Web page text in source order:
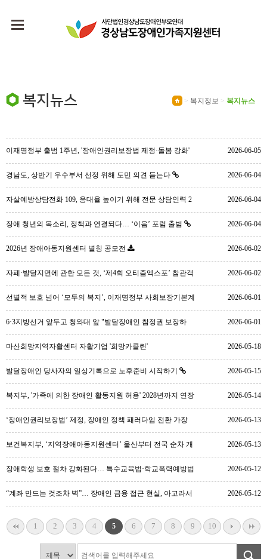
복지뉴스 > 복지정보 > 복지뉴스
이재명정부 출범 1주년, '장애인권리보장법 제정·돌봄 강화'
성과
2026-06-05
경남도, 상반기 우수부서 선정 위해 도민 의견 듣는다 2026-06-04
자살예방상담전화 109, 응대율 높이기 위해 전문 상담인력 2
배로 증원
2026-06-04
장애 청년의 목소리, 정책과 연결되다… ‘이음’ 포럼 출범 2026-06-04
2026년 장애아동지원센터 별칭 공모전 2026-06-02
자폐·발달지연에 관한 모든 것, ‘제4회 오티즘엑스포’ 참관객
사전등록 시작
2026-06-02
선별적 보호 넘어 ‘모두의 복지’, 이재명정부 사회보장기본계
획 수정
2026-06-01
6·3지방선거 앞두고 청와대 앞 "발달장애인 참정권 보장하
라" 끈질긴 외침
2026-06-01
마산희망지역자활센터 자활기업 '희망카클린' 2026-05-18
발달장애인 당사자의 일상기록으로 노후준비 시작하기 2026-05-15
복지부, '가족에 의한 장애인 활동지원 허용' 2028년까지 연장 2026-05-14
‘장애인권리보장법’ 제정, 장애인 정책 패러다임 전환 가장
중요한 입법 성과
2026-05-13
보건복지부, ‘지역장애아동지원센터’ 울산부터 전국 순차 개
소
2026-05-13
장애학생 보호 절차 강화된다… 특수교육법·학교폭력예방법
등 국회 통과
2026-05-12
“계좌 만드는 것조차 벽”… 장애인 금융 접근 현실, 아고라서
공개
2026-05-12
1 2 3 4 5 6 7 8 9 10